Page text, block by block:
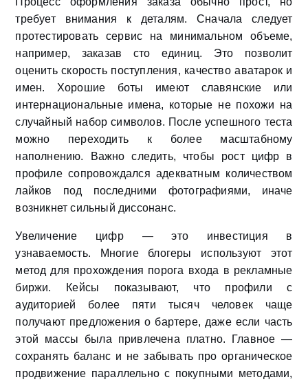
требует внимания к деталям. Сначала следует
протестировать сервис на минимальном объеме,
например, заказав сто единиц. Это позволит
оценить скорость поступления, качество аватарок и
имен. Хорошие боты имеют славянские или
интернациональные имена, которые не похожи на
случайный набор символов. После успешного теста
можно переходить к более масштабному
наполнению. Важно следить, чтобы рост цифр в
профиле сопровождался адекватным количеством
лайков под последними фотографиями, иначе
возникнет сильный диссонанс.
Увеличение цифр — это инвестиция в
узнаваемость. Многие блогеры используют этот
метод для прохождения порога входа в рекламные
биржи. Кейсы показывают, что профили с
аудиторией более пяти тысяч человек чаще
получают предложения о бартере, даже если часть
этой массы была привлечена платно. Главное —
сохранять баланс и не забывать про органическое
продвижение параллельно с покупными методами,